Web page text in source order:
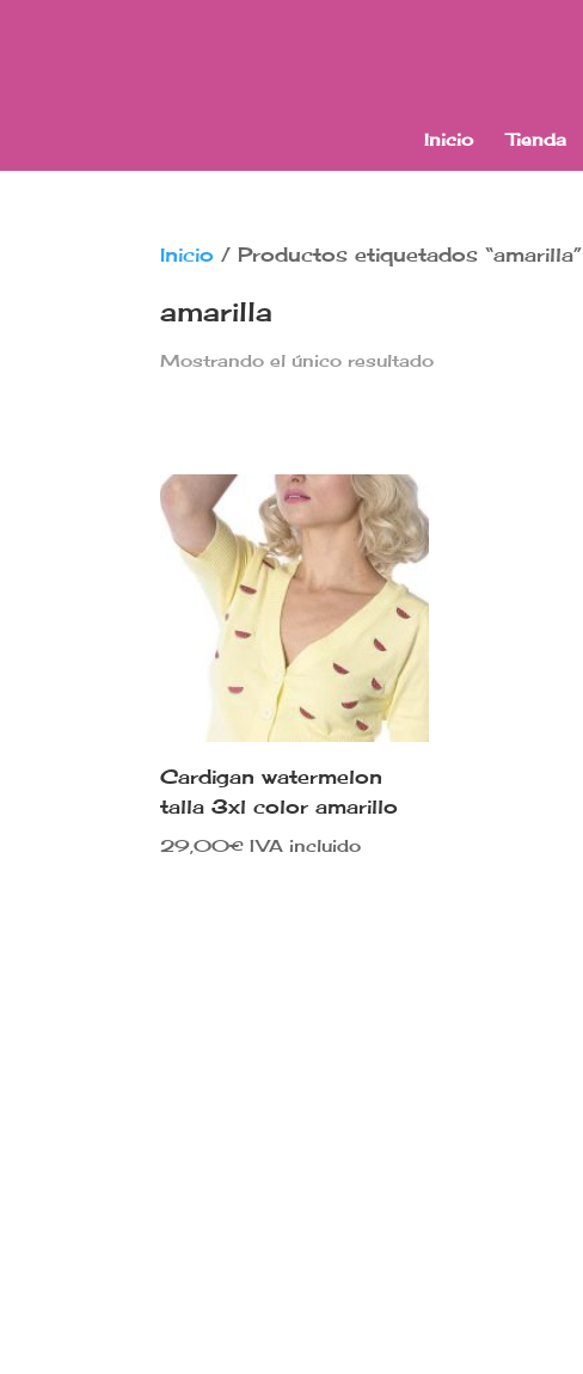
Inicio Tienda
Inicio / Productos etiquetados “amarilla”
amarilla
Mostrando el único resultado
Cardigan watermelon
talla 3xl color amarillo
29,00€ IVA incluido